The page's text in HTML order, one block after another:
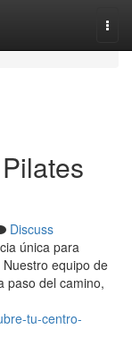
Discuss
única para
equipo de
paso del camino,
tu-centro-